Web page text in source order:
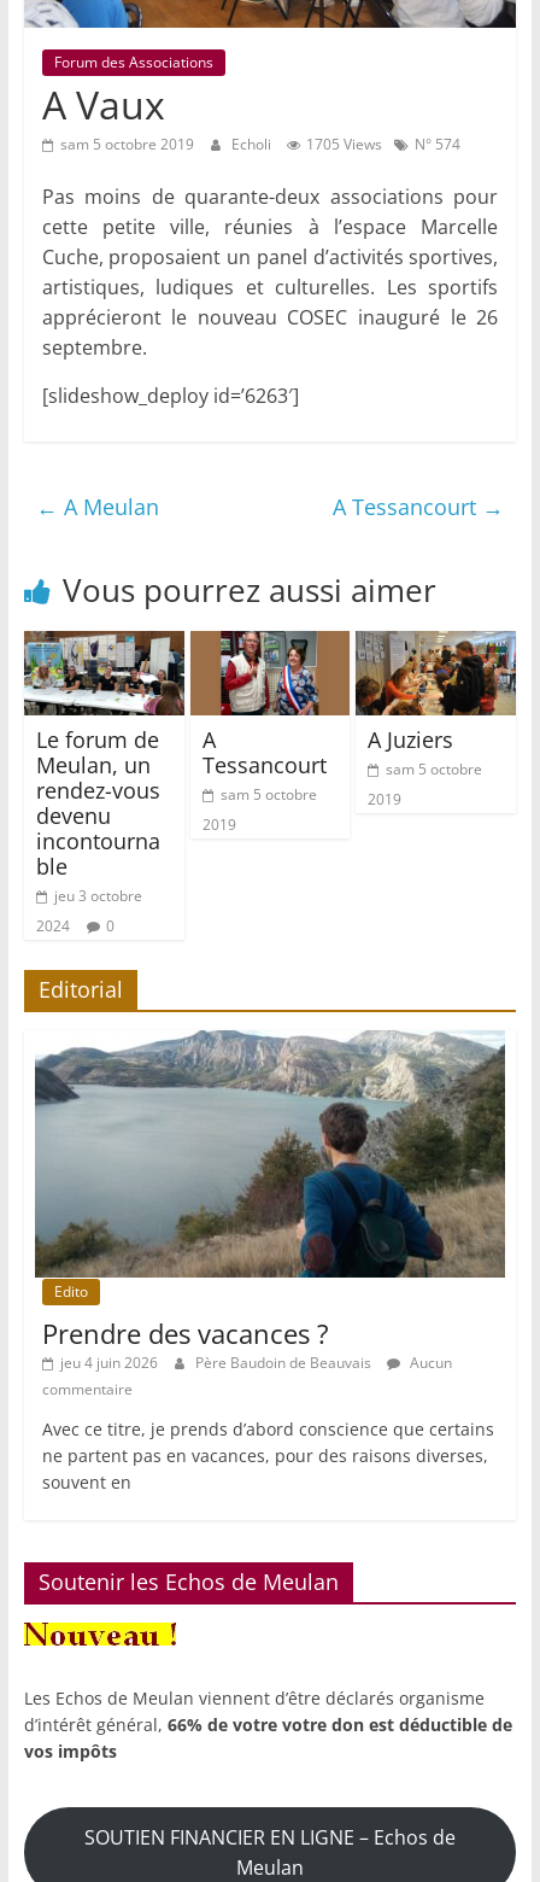
Forum des Associations
A Vaux
sam 5 octobre 2019 Echoli 1705 Views N° 574
Pas moins de quarante-deux associations pour
cette petite ville, réunies à l’espace Marcelle
Cuche, proposaient un panel d’activités sportives,
artistiques, ludiques et culturelles. Les sportifs
apprécieront le nouveau COSEC inauguré le 26
septembre.
[slideshow_deploy id=’6263′]
← A Meulan A Tessancourt →
Vous pourrez aussi aimer
Le forum de
Meulan, un
rendez-vous
devenu
incontourna
ble
jeu 3 octobre
2024
0
A
Tessancourt
sam 5 octobre
2019
A Juziers
sam 5 octobre
2019
Editorial
Edito
Prendre des vacances ?
jeu 4 juin 2026 Père Baudoin de Beauvais
Aucun
commentaire
Avec ce titre, je prends d’abord conscience que certains
ne partent pas en vacances, pour des raisons diverses,
souvent en
Soutenir les Echos de Meulan
Les Echos de Meulan viennent d’être déclarés organisme
d’intérêt général, 66% de votre votre don est déductible de
vos impôts
SOUTIEN FINANCIER EN LIGNE – Echos de
Meulan